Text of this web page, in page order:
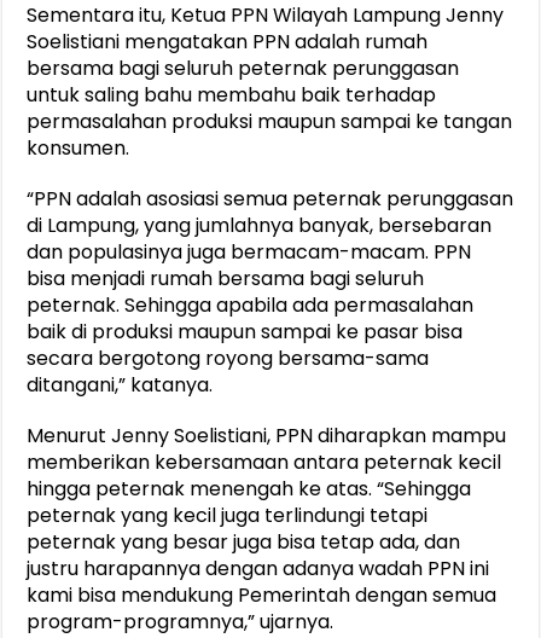
Sementara itu, Ketua PPN Wilayah Lampung Jenny
Soelistiani mengatakan PPN adalah rumah
bersama bagi seluruh peternak perunggasan
untuk saling bahu membahu baik terhadap
permasalahan produksi maupun sampai ke tangan
konsumen.
“PPN adalah asosiasi semua peternak perunggasan
di Lampung, yang jumlahnya banyak, bersebaran
dan populasinya juga bermacam-macam. PPN
bisa menjadi rumah bersama bagi seluruh
peternak. Sehingga apabila ada permasalahan
baik di produksi maupun sampai ke pasar bisa
secara bergotong royong bersama-sama
ditangani,” katanya.
Menurut Jenny Soelistiani, PPN diharapkan mampu
memberikan kebersamaan antara peternak kecil
hingga peternak menengah ke atas. “Sehingga
peternak yang kecil juga terlindungi tetapi
peternak yang besar juga bisa tetap ada, dan
justru harapannya dengan adanya wadah PPN ini
kami bisa mendukung Pemerintah dengan semua
program-programnya,” ujarnya.